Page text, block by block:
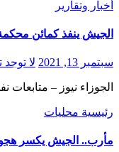
أخبار وتقارير
الجيش ينفذ كمائن
سبتمبر 13, 2021 لا توجد
الجوزاء نيوز –
رئيسية محليات
مأرب.. الجيش يكسر